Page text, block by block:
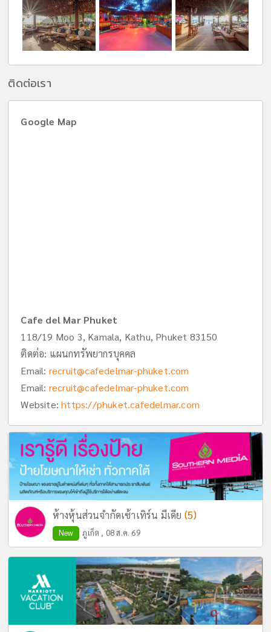
ติดต่อเรา
Google Map
Cafe del Mar Phuket
118/19 Moo 3, Kamala, Kathu, Phuket 83150
ติดต่อ: แผนกทรัพยากรบุคคล
Email: recruit@cafedelmar-phuket.com
Email: recruit@cafedelmar-phuket.com
Website:https://phuket.cafedelmar.com
ห้างหุ้นส่วนจำกัดเซ้าเทิร์น มีเดีย (5)
New ภูเก็ต , 08 ส.ค. 69